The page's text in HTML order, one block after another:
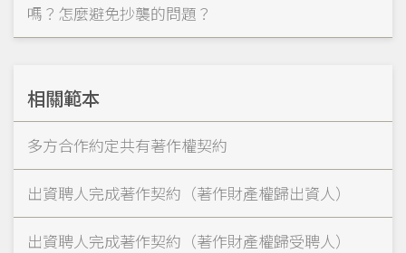
嗎？怎麼避免抄襲的問題？
相關範本
多方合作約定共有著作權契約
出資聘人完成著作契約（著作財產權歸出資人）
出資聘人完成著作契約（著作財產權歸受聘人）